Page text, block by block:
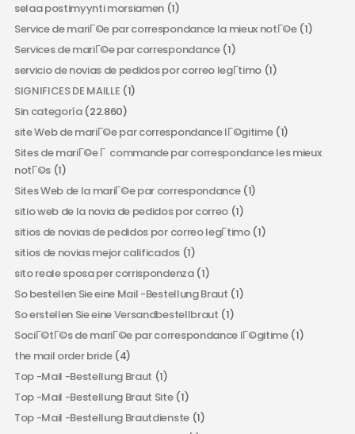
selaa postimyynti morsiamen (1)
Service de mariГ©e par correspondance la mieux notГ©e(1)
Services de mariГ©e par correspondance(1)
servicio de novias de pedidos por correo legГ­timo(1)
SIGNIFICES DE MAILLE (1)
Sin categoría(22.860)
site Web de mariГ©e par correspondance lГ©gitime(1)
Sites de mariГ©e Г commande par correspondance les mieux
notГ©s(1)
Sites Web de la mariГ©e par correspondance(1)
sitio web de la novia de pedidos por correo(1)
sitios de novias de pedidos por correo legГ­timo(1)
sitios de novias mejor calificados(1)
sito reale sposa per corrispondenza(1)
So bestellen Sie eine Mail -Bestellung Braut (1)
So erstellen Sie eine Versandbestellbraut (1)
SociГ©tГ©s de mariГ©e par correspondance lГ©gitime(1)
the mail order bride(4)
Top -Mail -Bestellung Braut (1)
Top -Mail -Bestellung Braut Site(1)
Top -Mail -Bestellung Brautdienste(1)